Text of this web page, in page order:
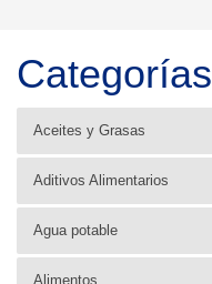
Categorías
Aceites y Grasas
Aditivos Alimentarios
Agua potable
Alimentos